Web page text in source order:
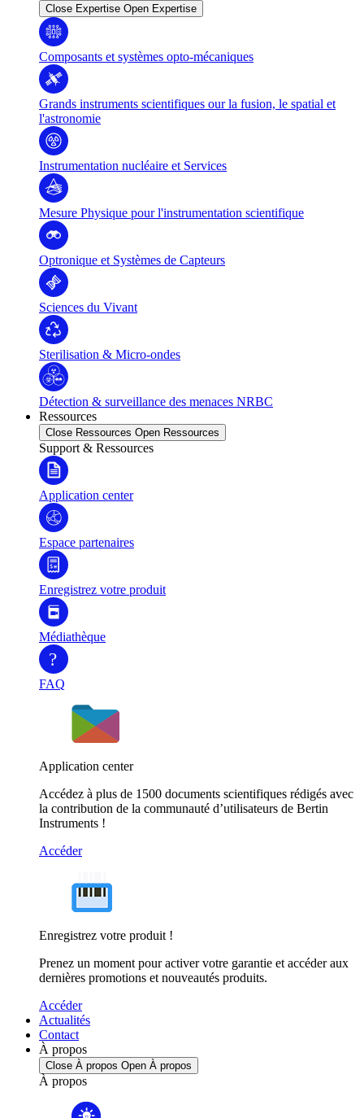
Close Expertise Open Expertise
Composants et systèmes opto-mécaniques
Grands instruments scientifiques our la fusion, le spatial et
l'astronomie
Instrumentation nucléaire et Services
Mesure Physique pour l'instrumentation scientifique
Optronique et Systèmes de Capteurs
Sciences du Vivant
Sterilisation & Micro-ondes
Détection & surveillance des menaces NRBC
Ressources
Close Ressources Open Ressources
Support & Ressources
Application center
Espace partenaires
Enregistrez votre produit
Médiathèque
?
FAQ
Application center
Accédez à plus de 1500 documents scientifiques rédigés avec
la contribution de la communauté d’utilisateurs de Bertin
Instruments !
Accéder
Enregistrez votre produit !
Prenez un moment pour activer votre garantie et accéder aux
dernières promotions et nouveautés produits.
Accéder
Actualités
Contact
À propos
Close À propos Open À propos
À propos